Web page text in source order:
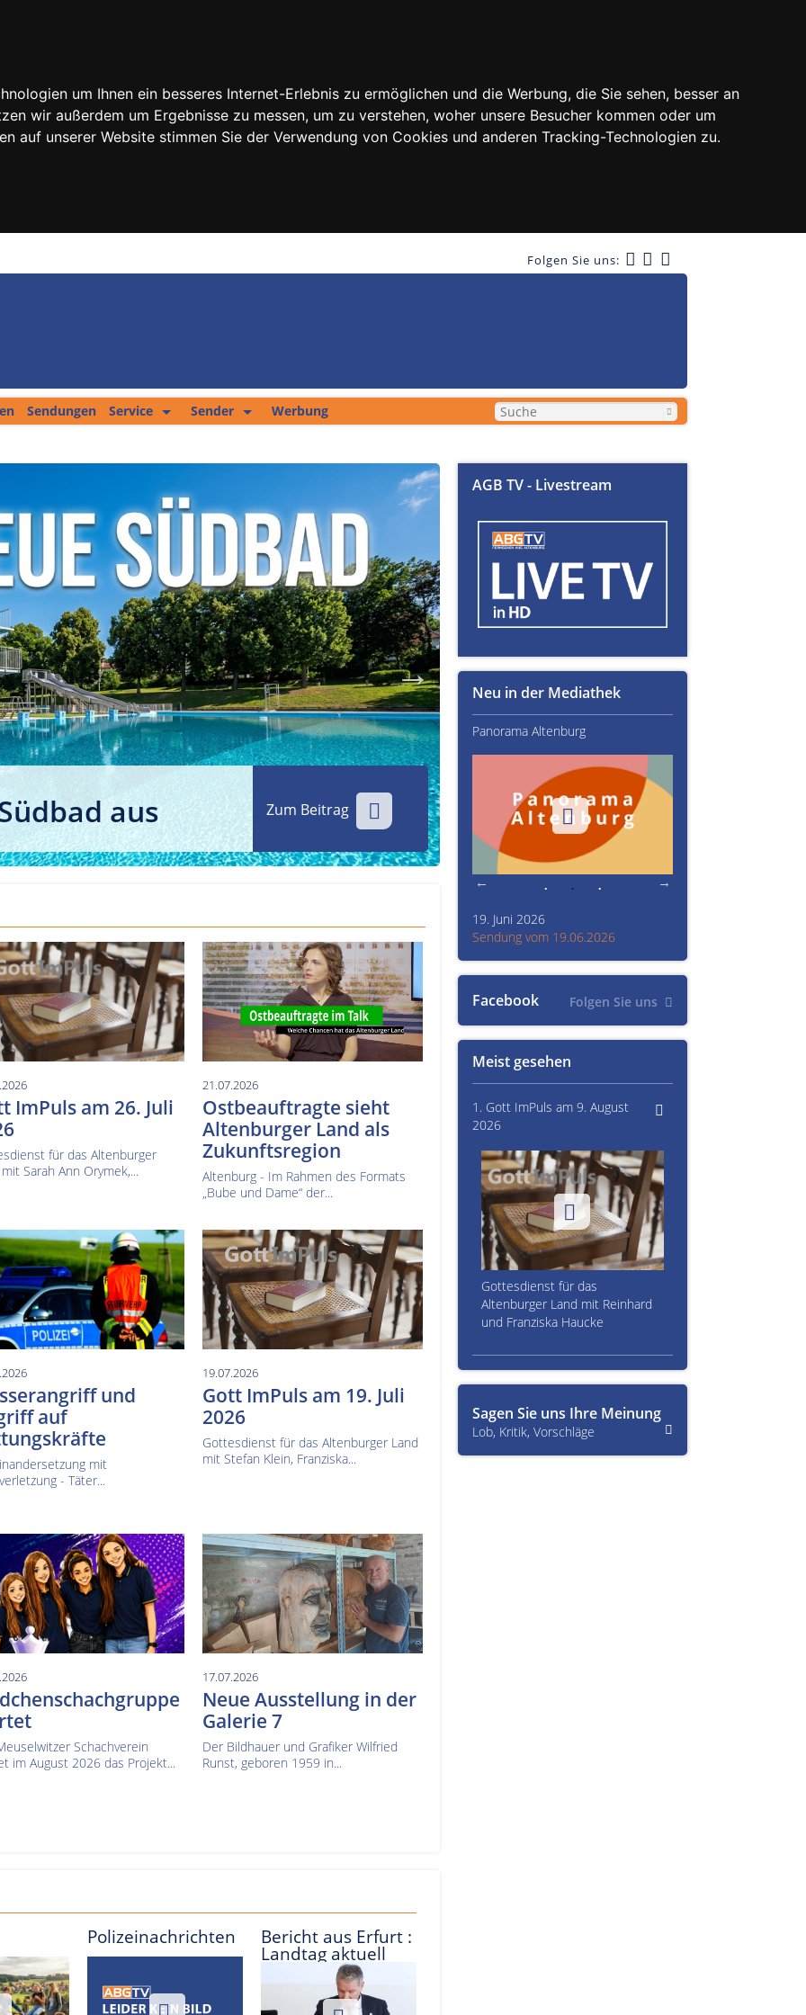
um Ihnen ein besseres Internet-Erlebnis zu ermöglichen und die Werbung, die Sie sehen, besser an
wir außerdem um Ergebnisse zu messen, um zu verstehen, woher unsere Besucher kommen oder um
auf unserer Website stimmen Sie der Verwendung von Cookies und anderen Tracking-Technologien zu.
Folgen Sie uns:
Sendungen
Service
Fitness Tipp
Filmproduktion
Private Kleinanzeigen
Sender
Unser Team
Werbung
aus Zum Beitrag Über Text-Fails,
den Prinzenraub
ImPuls am 26. Juli
für das Altenburger
Sarah Ann Orymek,...
21.07.2026
Ostbeauftragte sieht
Altenburger Land als
Zukunftsregion
Altenburg - Im Rahmen des Formats
„Bube und Dame“ der...
und
auf
mit
- Täter...
19.07.2026
Gott ImPuls am 19. Juli
2026
Gottesdienst für das Altenburger Land
mit Stefan Klein, Franziska...
Schachverein
im August 2026 das Projekt...
17.07.2026
Neue Ausstellung in der
Galerie 7
Der Bildhauer und Grafiker Wilfried
Runst, geboren 1959 in...
Polizeinachrichten Bericht aus Erfurt :
Landtag aktuell
AGB TV - Livestream
Meist gesehen
1. Gott ImPuls am 9. August
2026
Gottesdienst für das
Altenburger Land mit Reinhard
und Franziska Haucke
Facebook Folgen Sie uns
Neu in der Mediathek
Kultur im Altenburger Land Thüringen.TV Panorama Altenburg
19. Juni 2026
Sendung vom 19.06.2026
Sagen Sie uns Ihre Meinung
Lob, Kritik, Vorschläge